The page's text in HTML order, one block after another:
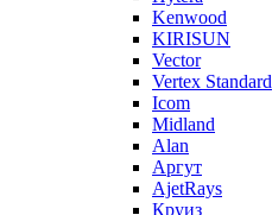
Kenwood
KIRISUN
Vector
Vertex Standard
Icom
Midland
Alan
Аргут
AjetRays
Круиз